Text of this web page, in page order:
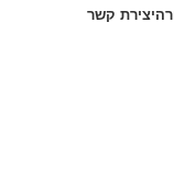
יצירת קשר